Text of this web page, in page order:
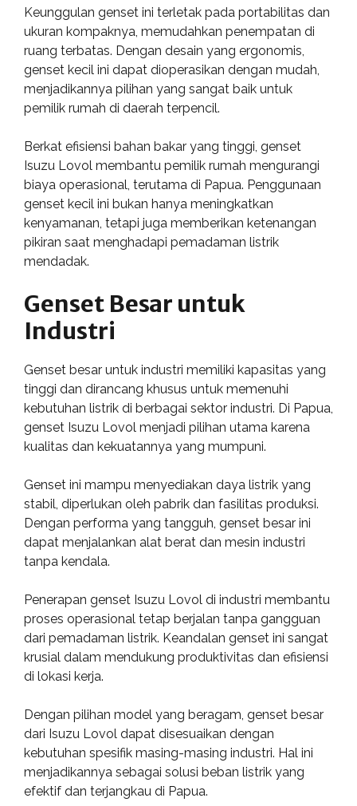
Keunggulan genset ini terletak pada portabilitas dan
ukuran kompaknya, memudahkan penempatan di
ruang terbatas. Dengan desain yang ergonomis,
genset kecil ini dapat dioperasikan dengan mudah,
menjadikannya pilihan yang sangat baik untuk
pemilik rumah di daerah terpencil.
Berkat efisiensi bahan bakar yang tinggi, genset
Isuzu Lovol membantu pemilik rumah mengurangi
biaya operasional, terutama di Papua. Penggunaan
genset kecil ini bukan hanya meningkatkan
kenyamanan, tetapi juga memberikan ketenangan
pikiran saat menghadapi pemadaman listrik
mendadak.
Genset Besar untuk
Industri
Genset besar untuk industri memiliki kapasitas yang
tinggi dan dirancang khusus untuk memenuhi
kebutuhan listrik di berbagai sektor industri. Di Papua,
genset Isuzu Lovol menjadi pilihan utama karena
kualitas dan kekuatannya yang mumpuni.
Genset ini mampu menyediakan daya listrik yang
stabil, diperlukan oleh pabrik dan fasilitas produksi.
Dengan performa yang tangguh, genset besar ini
dapat menjalankan alat berat dan mesin industri
tanpa kendala.
Penerapan genset Isuzu Lovol di industri membantu
proses operasional tetap berjalan tanpa gangguan
dari pemadaman listrik. Keandalan genset ini sangat
krusial dalam mendukung produktivitas dan efisiensi
di lokasi kerja.
Dengan pilihan model yang beragam, genset besar
dari Isuzu Lovol dapat disesuaikan dengan
kebutuhan spesifik masing-masing industri. Hal ini
menjadikannya sebagai solusi beban listrik yang
efektif dan terjangkau di Papua.